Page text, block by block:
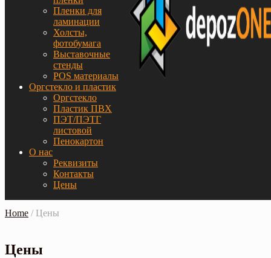
Пленки для
ламинации
Холсты,
фотобумага
Выставочные
стенды
POS материалы
Оргстекло и пластик
Оргстекло
Пластик ПВХ
ПЭТ/ПЭТГ
листовой
Пенокартон
О нас
Реквизиты
Контакты
Цены
Home / Цены
Цены